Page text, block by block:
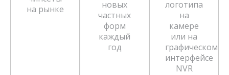
на рынке
новых
частных
форм
каждый
год
логотипа
на
камере
или на
графическом
интерфейсе
NVR